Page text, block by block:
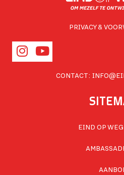
PRIVACY &
CONTACT:
EIND OP